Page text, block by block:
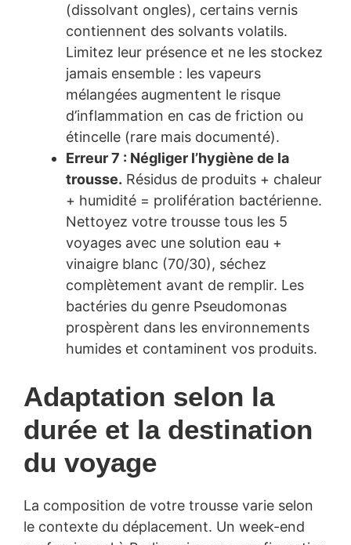
(dissolvant ongles), certains vernis
contiennent des solvants volatils.
Limitez leur présence et ne les stockez
jamais ensemble : les vapeurs
mélangées augmentent le risque
d’inflammation en cas de friction ou
étincelle (rare mais documenté).
Erreur 7 : Négliger l’hygiène de la
trousse. Résidus de produits + chaleur
+ humidité = prolifération bactérienne.
Nettoyez votre trousse tous les 5
voyages avec une solution eau +
vinaigre blanc (70/30), séchez
complètement avant de remplir. Les
bactéries du genre Pseudomonas
prospèrent dans les environnements
humides et contaminent vos produits.
Adaptation selon la
durée et la destination
du voyage
La composition de votre trousse varie selon
le contexte du déplacement. Un week-end